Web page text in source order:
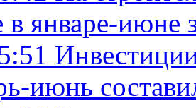
январе-июне
июнь